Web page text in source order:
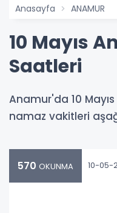
Anasayfa ANAMUR
10 Mayıs
Saatleri
Anamur'da 10
namaz vakitleri
570 OKUNMA 10-05-